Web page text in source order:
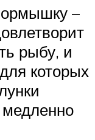
–
рыбу, и
которых